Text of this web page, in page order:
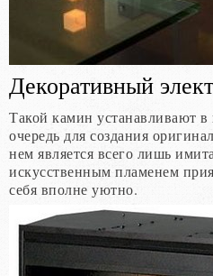
Декоративный
Такой камин устанавливают
очередь для создания
нем является всего лишь
искусственным пламенем
себя вполне уютно.